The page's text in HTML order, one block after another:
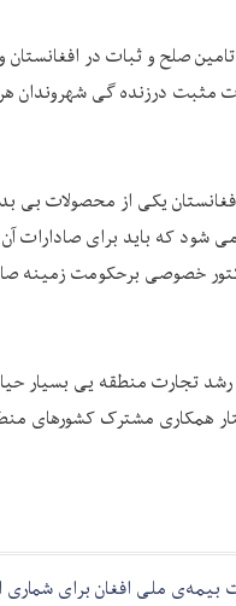
تامین صلح و ثبات در
مثبت درزنده گی شهروندان
یکی از محصولات بی
شود که باید برای صادارات
خصوصی برحکومت زمینه
رشد تجارت منطقه یی بسیار
همکاری مشترک کشورهای
ملی افغان برای شماری از